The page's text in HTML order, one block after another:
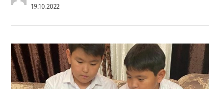
19.10.2022